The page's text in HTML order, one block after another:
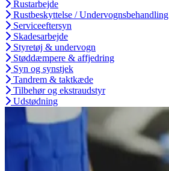
Rustarbejde
Rustbeskyttelse / Undervognsbehandling
Serviceeftersyn
Skadesarbejde
Styretøj & undervogn
Støddæmpere & affjedring
Syn og synstjek
Tandrem & taktkæde
Tilbehør og ekstraudstyr
Udstødning